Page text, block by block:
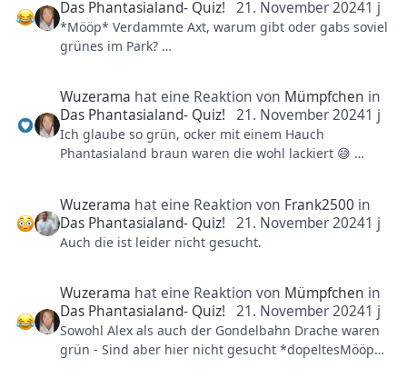
Das Phantasialand- Quiz!
21. November 20241 j
*Mööp* Verdammte Axt, warum gibt oder gabs soviel
grünes im Park?
Wuzerama hat eine Reaktion von Mümpfchen in
Das Phantasialand- Quiz!
21. November 20241 j
Ich glaube so grün, ocker mit einem Hauch
Phantasialand braun waren die wohl lackiert 😅
ist gesucht.
Wuzerama hat eine Reaktion von Frank2500 in
Das Phantasialand- Quiz!
21. November 20241 j
Auch die ist leider nicht gesucht.
Wuzerama hat eine Reaktion von Mümpfchen in
Das Phantasialand- Quiz!
21. November 20241 j
Sowohl Alex als auch der Gondelbahn Drache waren
grün - Sind aber hier nicht gesucht *dopeltesMööp*